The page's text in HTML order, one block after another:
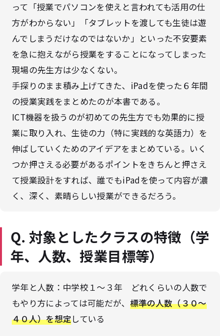
って「授業でパソコンを使えと言われても活用の仕
方がわからない」「タブレットを渡しても生徒は遊
んでしまうだけなのではないか」といった不安要素
を急に抱えながら授業をすることになってしまった
現場の先生方は少なくない。
手探りのまま積み上げてきた、iPadを使った６年間
の授業実践をまとめたのが本書である。
ICT機器を扱うのが初めての先生方でも効果的に授
業に取り入れ、生徒の力（特に実践的な英語力）を
伸ばしていくためのアイデアをまとめている。いく
つか押さえる必要があるポイントをきちんと押さえ
て授業設計をすれば、誰でもiPadを使って内容が濃
く、深く、素晴らしい授業ができるだろう。
Q. 対象としたクラスの特徴（学
年、人数、授業目標等）
学年と人数：中学校１～３年 どれくらいの人数で
もやり方によっては可能だが、 標準の人数（３０～
４０人）を想定している